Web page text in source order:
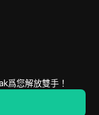
256
爲您解放雙手！